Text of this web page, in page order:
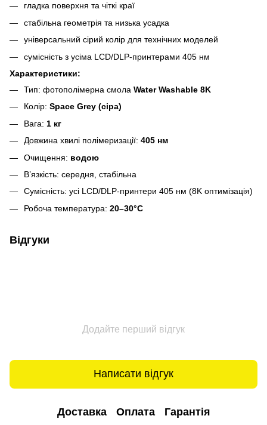
гладка поверхня та чіткі краї
стабільна геометрія та низька усадка
універсальний сірий колір для технічних моделей
сумісність з усіма LCD/DLP‑принтерами 405 нм
Характеристики:
Тип: фотополімерна смола Water Washable 8K
Колір: Space Grey (сіра)
Вага: 1 кг
Довжина хвилі полімеризації: 405 нм
Очищення: водою
В’язкість: середня, стабільна
Сумісність: усі LCD/DLP‑принтери 405 нм (8K оптимізація)
Робоча температура: 20–30°C
Відгуки
Додайте перший відгук
Написати відгук
Доставка Оплата Гарантія